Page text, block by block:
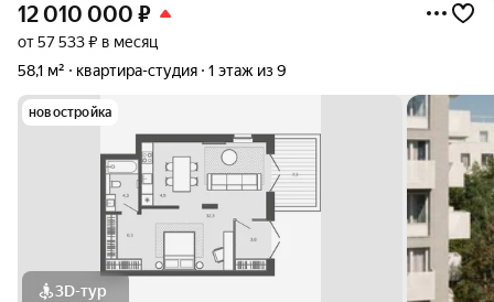
12 010 000 ₽
от 57 533 ₽ в месяц
58,1 м²
квартира-студия 1 этаж из 9
новостройка
3D-тур